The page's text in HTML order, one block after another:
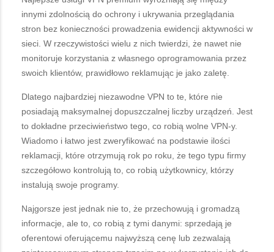
innymi zdolnością do ochrony i ukrywania przeglądania
stron bez konieczności prowadzenia ewidencji aktywności w
sieci. W rzeczywistości wielu z nich twierdzi, że nawet nie
monitoruje korzystania z własnego oprogramowania przez
swoich klientów, prawidłowo reklamując je jako zaletę.
Dlatego najbardziej niezawodne VPN to te, które nie
posiadają maksymalnej dopuszczalnej liczby urządzeń. Jest
to dokładne przeciwieństwo tego, co robią wolne VPN-y.
Wiadomo i łatwo jest zweryfikować na podstawie ilości
reklamacji, które otrzymują rok po roku, że tego typu firmy
szczegółowo kontrolują to, co robią użytkownicy, którzy
instalują swoje programy.
Najgorsze jest jednak nie to, że przechowują i gromadzą
informacje, ale to, co robią z tymi danymi: sprzedają je
oferentowi oferującemu najwyższą cenę lub zezwalają